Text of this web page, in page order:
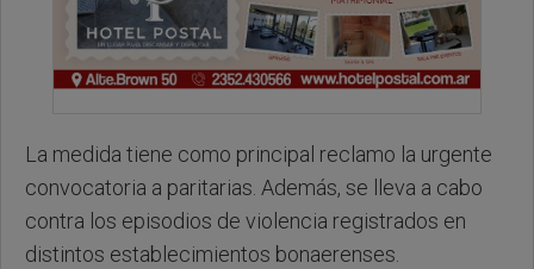
La medida tiene como principal reclamo la urgente
convocatoria a paritarias. Además, se lleva a cabo
contra los episodios de violencia registrados en
distintos establecimientos bonaerenses.